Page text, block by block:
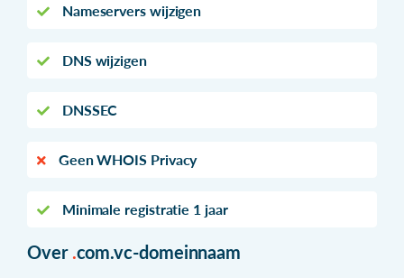
Nameservers wijzigen
DNS wijzigen
DNSSEC
Geen WHOIS Privacy
Minimale registratie 1 jaar
Over .com.vc-domeinnaam